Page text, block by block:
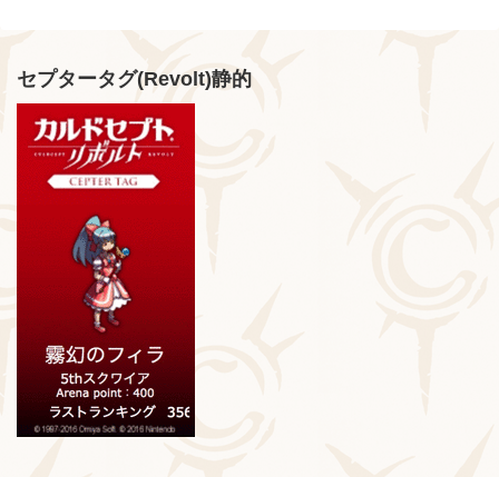
セプタータグ(Revolt)静的